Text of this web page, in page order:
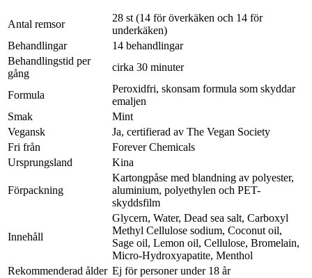
Antal remsor
28 st (14 för överkäken och 14 för
underkäken)
Behandlingar
14 behandlingar
Behandlingstid per
gång
cirka 30 minuter
Formula
Peroxidfri, skonsam formula som skyddar
emaljen
Smak
Mint
Vegansk
Ja, certifierad av The Vegan Society
Fri från
Forever Chemicals
Ursprungsland
Kina
Förpackning
Kartongpåse med blandning av polyester,
aluminium, polyethylen och PET-
skyddsfilm
Innehåll
Glycern, Water, Dead sea salt, Carboxyl
Methyl Cellulose sodium, Coconut oil,
Sage oil, Lemon oil, Cellulose, Bromelain,
Micro-Hydroxyapatite, Menthol
Rekommenderad ålder Ej för personer under 18 år